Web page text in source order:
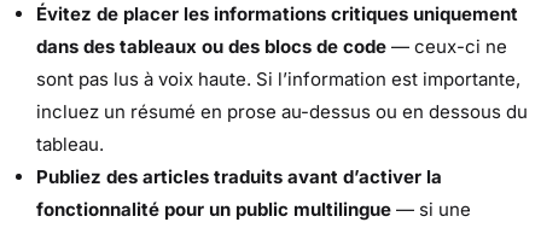
Évitez de placer les informations critiques uniquement
dans des tableaux ou des blocs de code — ceux-ci ne
sont pas lus à voix haute. Si l’information est importante,
incluez un résumé en prose au-dessus ou en dessous du
tableau.
Publiez des articles traduits avant d’activer la
fonctionnalité pour un public multilingue — si une